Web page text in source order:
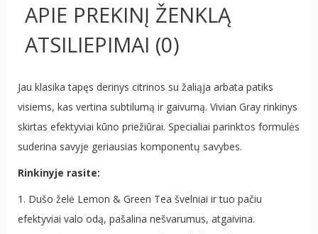
APIE PREKINĮ ŽENKLĄ
ATSILIEPIMAI (0)
Jau klasika tapęs derinys citrinos su žaliąja arbata patiks
visiems, kas vertina subtilumą ir gaivumą. Vivian Gray rinkinys
skirtas efektyviai kūno priežiūrai. Specialiai parinktos formulės
suderina savyje geriausias komponentų savybes.
Rinkinyje rasite:
1. Dušo želė Lemon & Green Tea švelniai ir tuo pačiu
efektyviai valo odą, pašalina nešvarumus, atgaivina.